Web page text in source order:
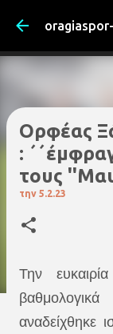
Ορφέας
:
τους
την 5.2.23
Την
αναδείχθηκε